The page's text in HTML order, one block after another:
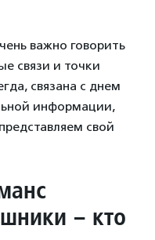
важно говорить
связи и точки
связана с днем
информации,
свой
– кто